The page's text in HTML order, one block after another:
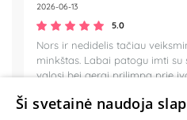
2026-06-13
5.0
Nors ir nedidelis tačiau
minkštas. Labai patogu imti
valosi bei gerai prilimpa prie
Ši svetainė naudoja